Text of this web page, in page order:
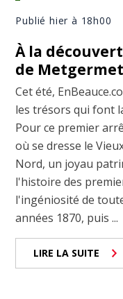
Publié hier à 18h00
À la
de
Cet été,
les trésors qui font
Pour ce premier
où se dresse le
Nord, un joyau
l'histoire des
l'ingéniosité de
années 1870, puis ...
LIRE LA SUITE